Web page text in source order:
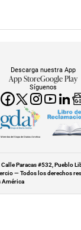
Síguenos
Descarga nuestra App
App StoreGoogle Play
Miembro del Grupo de Diarios América
Paracas #532, Pueblo
— Todos los derechos
América